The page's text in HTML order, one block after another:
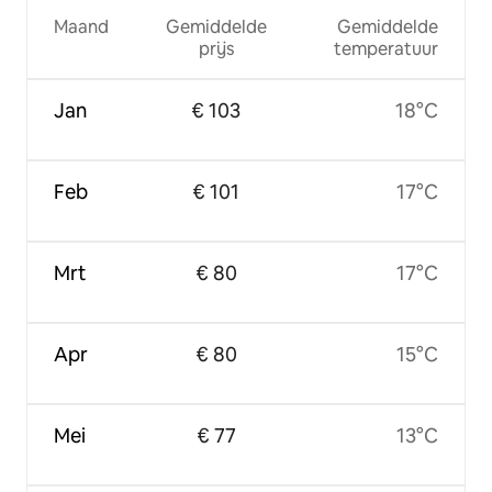
Maand
Jan
Feb
Mrt
Apr
Mei
Gemiddelde
prijs
€ 103
€ 101
€ 80
€ 80
€ 77
Gemiddelde
temperatuur
18°C
17°C
17°C
15°C
13°C